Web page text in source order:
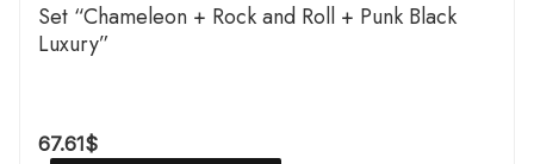
Set “Chameleon + Rock and Roll + Punk Black
Luxury”
67.61$